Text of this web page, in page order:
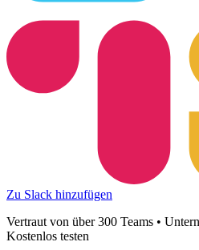
Zu Slack hinzufügen
Vertraut von über 300 Teams •
Kostenlos testen